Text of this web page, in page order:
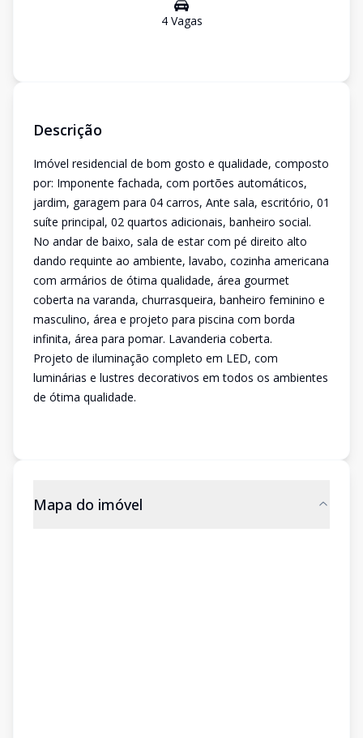
4Vagas
Descrição
Imóvel residencial de bom gosto e qualidade, composto
por: Imponente fachada, com portões automáticos,
jardim, garagem para 04 carros, Ante sala, escritório, 01
suíte principal, 02 quartos adicionais, banheiro social.
No andar de baixo, sala de estar com pé direito alto
dando requinte ao ambiente, lavabo, cozinha americana
com armários de ótima qualidade, área gourmet
coberta na varanda, churrasqueira, banheiro feminino e
masculino, área e projeto para piscina com borda
infinita, área para pomar. Lavanderia coberta.
Projeto de iluminação completo em LED, com
luminárias e lustres decorativos em todos os ambientes
de ótima qualidade.
Mapa do imóvel